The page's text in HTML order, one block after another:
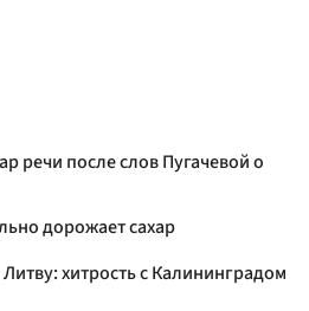
речи после слов Пугачевой о
дорожает сахар
хитрость с Калининградом